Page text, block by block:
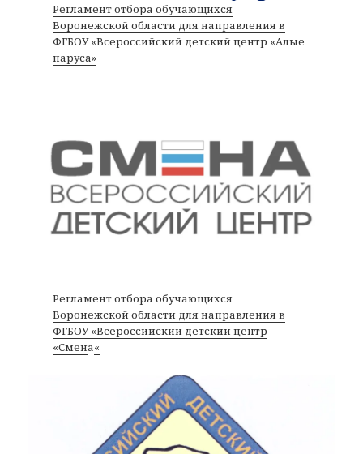
Регламент отбора обучающихся
Воронежской области для направления в
ФГБОУ «Всероссийский детский центр «Алые
паруса»
Регламент отбора обучающихся
Воронежской области для направления в
ФГБОУ «Всероссийский детский центр
«Смена«